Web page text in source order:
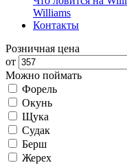
Williams
Контакты
Розничная цена
от
Можно поймать
Форель
Окунь
Щука
Судак
Берш
Жерех